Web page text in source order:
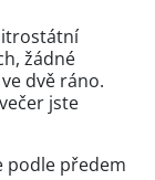
žádné
dvě ráno.
jste
podle předem